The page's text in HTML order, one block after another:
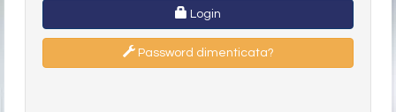
Login
Password dimenticata?